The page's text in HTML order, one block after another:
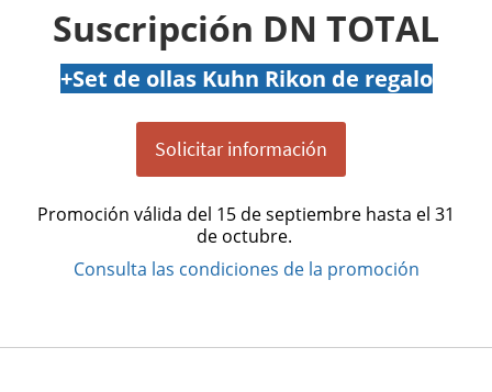
Suscripción DN TOTAL
+Set de ollas Kuhn Rikon de regalo
Solicitar información
Promoción válida del 15 de septiembre hasta el 31
de octubre.
Consulta las condiciones de la promoción